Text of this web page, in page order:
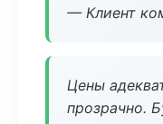
— Клиент
Цены
прозрачно.